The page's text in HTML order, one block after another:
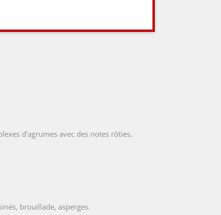
d’agrumes avec des notes rôties.
brouillade, asperges.